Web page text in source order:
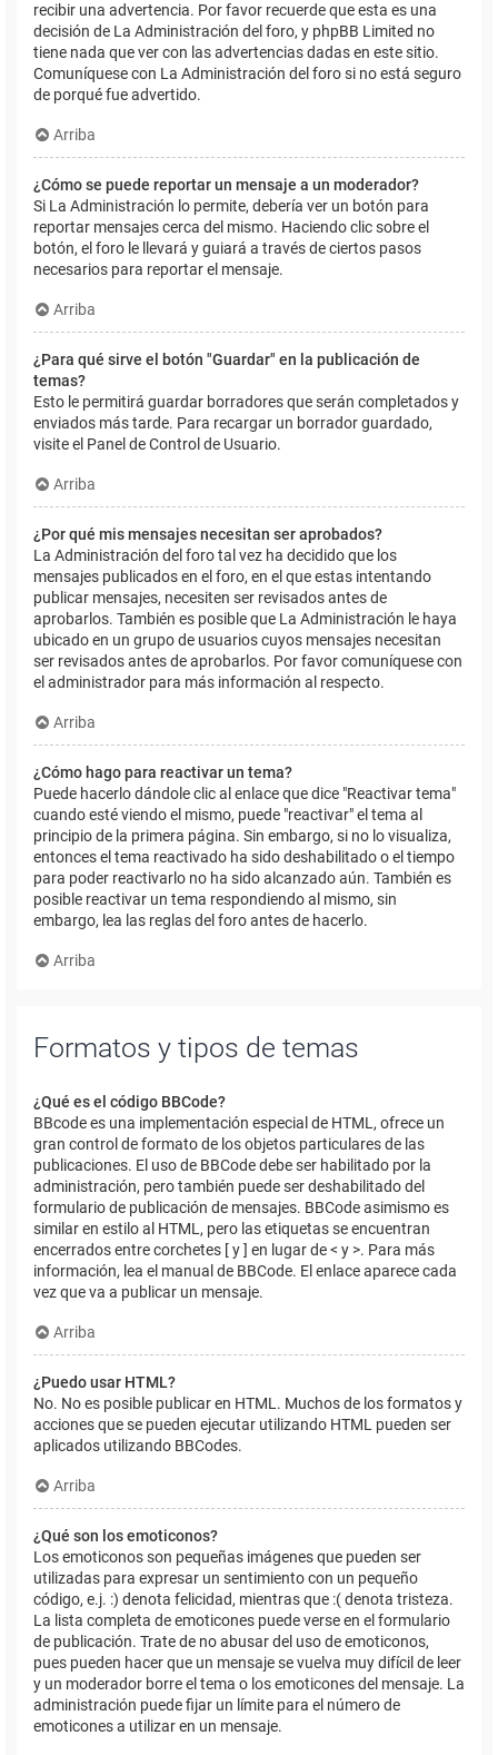
recibir una advertencia. Por favor recuerde que esta es una
decisión de La Administración del foro, y phpBB Limited no
tiene nada que ver con las advertencias dadas en este sitio.
Comuníquese con La Administración del foro si no está seguro
de porqué fue advertido.
Arriba
¿Cómo se puede reportar un mensaje a un moderador?
Si La Administración lo permite, debería ver un botón para
reportar mensajes cerca del mismo. Haciendo clic sobre el
botón, el foro le llevará y guiará a través de ciertos pasos
necesarios para reportar el mensaje.
Arriba
¿Para qué sirve el botón "Guardar" en la publicación de
temas?
Esto le permitirá guardar borradores que serán completados y
enviados más tarde. Para recargar un borrador guardado,
visite el Panel de Control de Usuario.
Arriba
¿Por qué mis mensajes necesitan ser aprobados?
La Administración del foro tal vez ha decidido que los
mensajes publicados en el foro, en el que estas intentando
publicar mensajes, necesiten ser revisados antes de
aprobarlos. También es posible que La Administración le haya
ubicado en un grupo de usuarios cuyos mensajes necesitan
ser revisados antes de aprobarlos. Por favor comuníquese con
el administrador para más información al respecto.
Arriba
¿Cómo hago para reactivar un tema?
Puede hacerlo dándole clic al enlace que dice "Reactivar tema"
cuando esté viendo el mismo, puede "reactivar" el tema al
principio de la primera página. Sin embargo, si no lo visualiza,
entonces el tema reactivado ha sido deshabilitado o el tiempo
para poder reactivarlo no ha sido alcanzado aún. También es
posible reactivar un tema respondiendo al mismo, sin
embargo, lea las reglas del foro antes de hacerlo.
Arriba
Formatos y tipos de temas
¿Qué es el código BBCode?
BBcode es una implementación especial de HTML, ofrece un
gran control de formato de los objetos particulares de las
publicaciones. El uso de BBCode debe ser habilitado por la
administración, pero también puede ser deshabilitado del
formulario de publicación de mensajes. BBCode asimismo es
similar en estilo al HTML, pero las etiquetas se encuentran
encerrados entre corchetes [ y ] en lugar de < y >. Para más
información, lea el manual de BBCode. El enlace aparece cada
vez que va a publicar un mensaje.
Arriba
¿Puedo usar HTML?
No. No es posible publicar en HTML. Muchos de los formatos y
acciones que se pueden ejecutar utilizando HTML pueden ser
aplicados utilizando BBCodes.
Arriba
¿Qué son los emoticonos?
Los emoticonos son pequeñas imágenes que pueden ser
utilizadas para expresar un sentimiento con un pequeño
código, e.j. :) denota felicidad, mientras que :( denota tristeza.
La lista completa de emoticones puede verse en el formulario
de publicación. Trate de no abusar del uso de emoticonos,
pues pueden hacer que un mensaje se vuelva muy difícil de leer
y un moderador borre el tema o los emoticones del mensaje. La
administración puede fijar un límite para el número de
emoticones a utilizar en un mensaje.